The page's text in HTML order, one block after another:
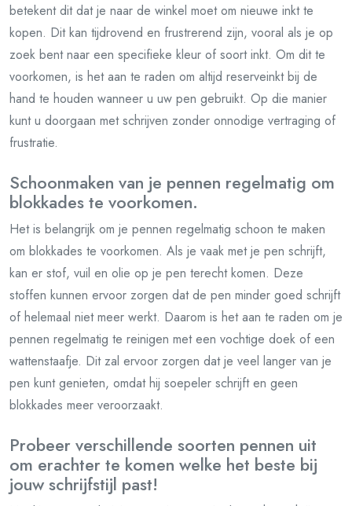
betekent dit dat je naar de winkel moet om nieuwe inkt te
kopen. Dit kan tijdrovend en frustrerend zijn, vooral als je op
zoek bent naar een specifieke kleur of soort inkt. Om dit te
voorkomen, is het aan te raden om altijd reserveinkt bij de
hand te houden wanneer u uw pen gebruikt. Op die manier
kunt u doorgaan met schrijven zonder onnodige vertraging of
frustratie.
Schoonmaken van je pennen regelmatig om
blokkades te voorkomen.
Het is belangrijk om je pennen regelmatig schoon te maken
om blokkades te voorkomen. Als je vaak met je pen schrijft,
kan er stof, vuil en olie op je pen terecht komen. Deze
stoffen kunnen ervoor zorgen dat de pen minder goed schrijft
of helemaal niet meer werkt. Daarom is het aan te raden om je
pennen regelmatig te reinigen met een vochtige doek of een
wattenstaafje. Dit zal ervoor zorgen dat je veel langer van je
pen kunt genieten, omdat hij soepeler schrijft en geen
blokkades meer veroorzaakt.
Probeer verschillende soorten pennen uit
om erachter te komen welke het beste bij
jouw schrijfstijl past!